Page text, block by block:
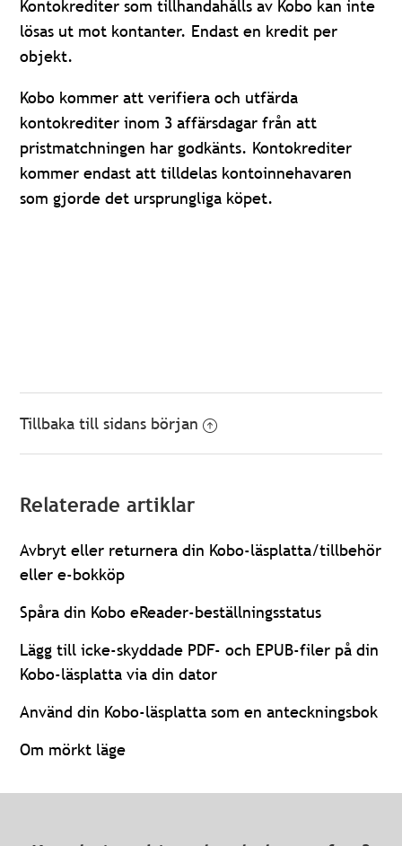
Kontokrediter som tillhandahålls av Kobo kan inte
lösas ut mot kontanter. Endast en kredit per
objekt.
Kobo kommer att verifiera och utfärda
kontokrediter inom 3 affärsdagar från att
pristmatchningen har godkänts. Kontokrediter
kommer endast att tilldelas kontoinnehavaren
som gjorde det ursprungliga köpet.
Tillbaka till sidans början
Relaterade artiklar
Avbryt eller returnera din Kobo-läsplatta/tillbehör
eller e-bokköp
Spåra din Kobo eReader-beställningsstatus
Lägg till icke-skyddade PDF- och EPUB-filer på din
Kobo-läsplatta via din dator
Använd din Kobo-läsplatta som en anteckningsbok
Om mörkt läge